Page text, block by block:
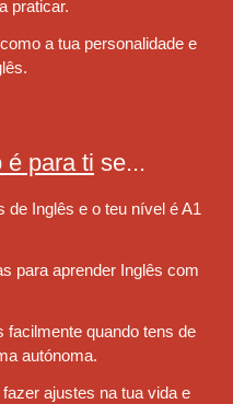
praticar.
a tua personalidade e
é para ti se...
de Inglês e o teu nível é A1
para aprender Inglês com
facilmente quando tens de
autónoma.
ajustes na tua vida e